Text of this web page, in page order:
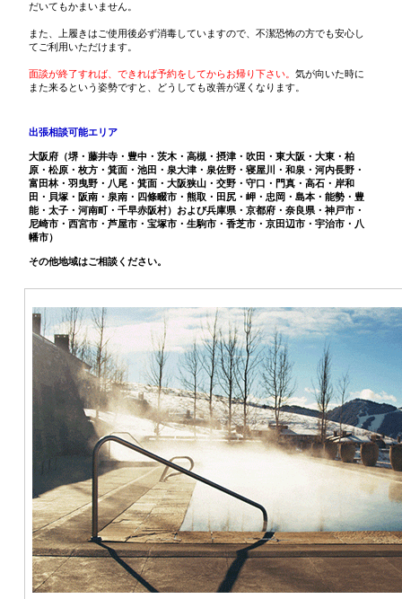
だいてもかまいません。
また、上履きはご使用後必ず消毒していますので、不潔恐怖の方でも安心し
てご利用いただけます。
面談が終了すれば、できれば予約をしてからお帰り下さい。気が向いた時に
また来るという姿勢ですと、どうしても改善が遅くなります。
出張相談可能エリア
大阪府（堺・藤井寺・豊中・茨木・高槻・摂津・吹田・東大阪・大東・柏
原・松原・枚方・箕面・池田・泉大津・泉佐野・寝屋川・和泉・河内長野・
富田林・羽曳野・八尾・箕面・大阪狭山・交野・守口・門真・高石・岸和
田・貝塚・阪南・泉南・四條畷市・熊取・田尻・岬・忠岡・島本・能勢・豊
能・太子・河南町・千早赤阪村）および兵庫県・京都府・奈良県・神戸市・
尼崎市・西宮市・芦屋市・宝塚市・生駒市・香芝市・京田辺市・宇治市・八
幡市）
その他地域はご相談ください。